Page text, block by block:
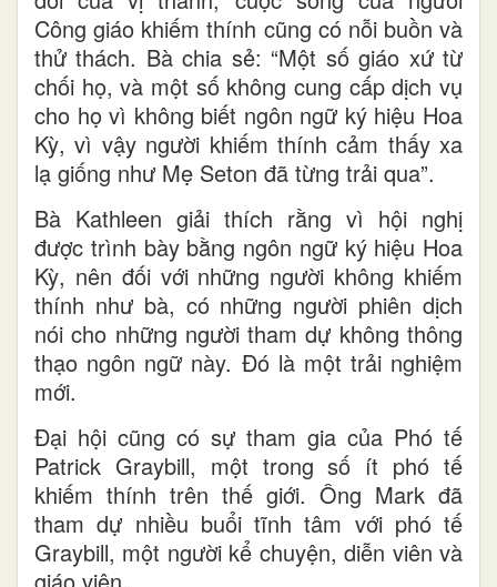
Công giáo khiếm thính cũng có nỗi buồn và
thử thách. Bà chia sẻ: “Một số giáo xứ từ
chối họ, và một số không cung cấp dịch vụ
cho họ vì không biết ngôn ngữ ký hiệu Hoa
Kỳ, vì vậy người khiếm thính cảm thấy xa
lạ giống như Mẹ Seton đã từng trải qua”.
Bà Kathleen giải thích rằng vì hội nghị
được trình bày bằng ngôn ngữ ký hiệu Hoa
Kỳ, nên đối với những người không khiếm
thính như bà, có những người phiên dịch
nói cho những người tham dự không thông
thạo ngôn ngữ này. Đó là một trải nghiệm
mới.
Đại hội cũng có sự tham gia của Phó tế
Patrick Graybill, một trong số ít phó tế
khiếm thính trên thế giới. Ông Mark đã
tham dự nhiều buổi tĩnh tâm với phó tế
Graybill, một người kể chuyện, diễn viên và